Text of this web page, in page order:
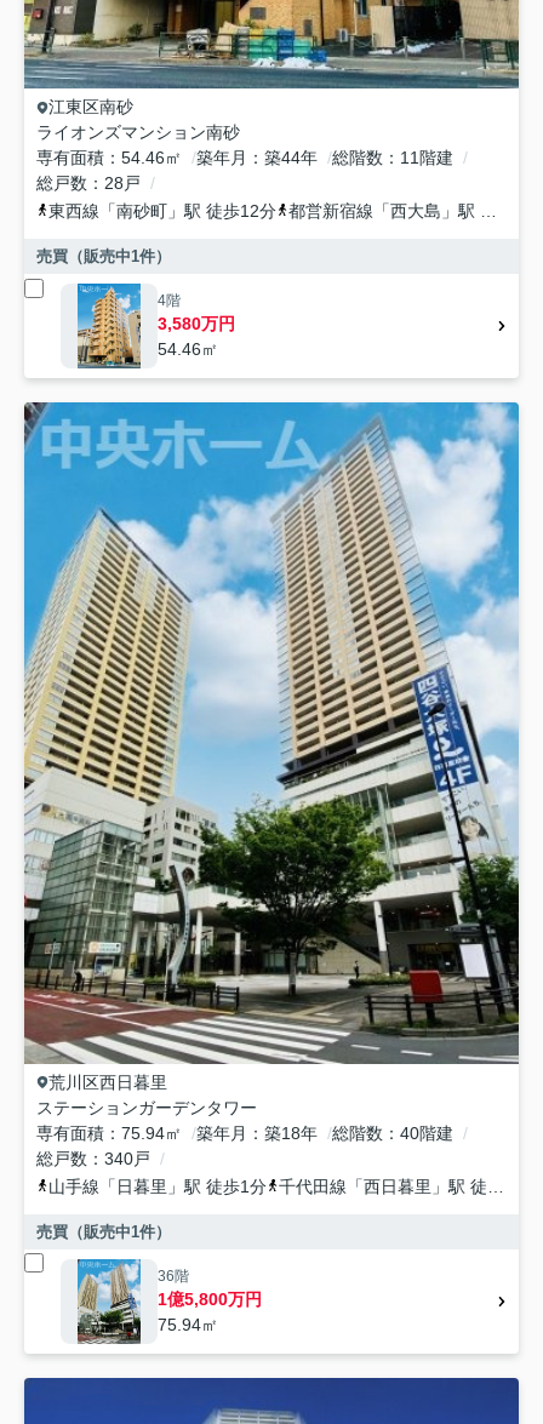
江東区南砂
ライオンズマンション南砂
専有面積
54.46㎡ 築年月 築44年 総階数
11階建
総戸数
28戸
東西線 「南砂町 」駅 徒歩12分 都営新宿線 「西大島 」駅 徒歩23分
売買（販売中1件）
4階
3,580万円
54.46㎡
荒川区西日暮里
ステーションガーデンタワー
専有面積
75.94㎡ 築年月 築18年 総階数
40階建
総戸数
340戸
山手線 「 日暮里 」駅 徒歩1分 千代田線 「西日暮里 」駅 徒歩6分
売買（販売中1件）
36階
1億5,800万円
75.94㎡